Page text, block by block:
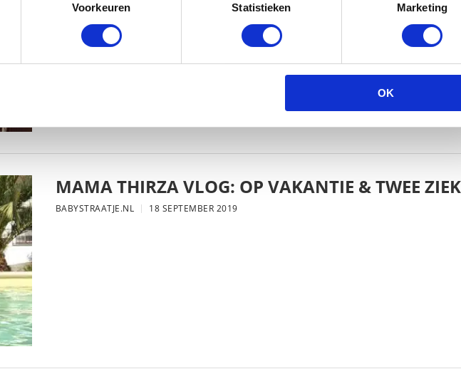
Voorkeuren Statistieken Marketing
OK
MAMA THIRZA VLOG: OP VAKANTIE & TWEE
BABYSTRAATJE.NL 18 SEPTEMBER 2019